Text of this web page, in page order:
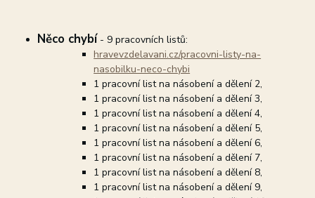
Něco chybí - 9 pracovních listů:
hravevzdelavani.cz/pracovni-listy-na-
nasobilku-neco-chybi
1 pracovní list na násobení a dělení 2,
1 pracovní list na násobení a dělení 3,
1 pracovní list na násobení a dělení 4,
1 pracovní list na násobení a dělení 5,
1 pracovní list na násobení a dělení 6,
1 pracovní list na násobení a dělení 7,
1 pracovní list na násobení a dělení 8,
1 pracovní list na násobení a dělení 9,